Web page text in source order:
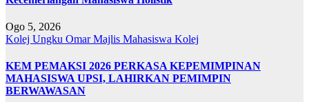
Ogo 5, 2026
Kolej Ungku OmarMajlis Mahasiswa Kolej
KEM PEMAKSI 2026 PERKASA KEPEMIMPINAN
MAHASISWA UPSI, LAHIRKAN PEMIMPIN
BERWAWASAN